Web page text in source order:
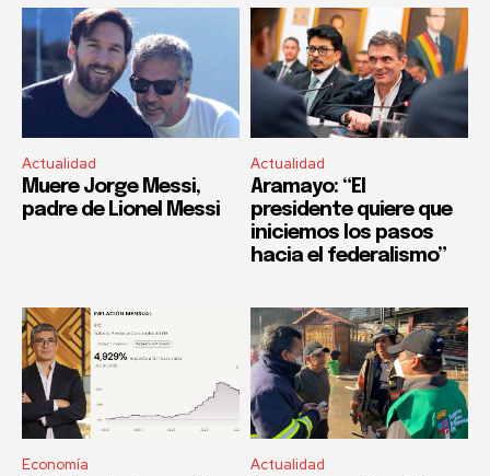
Actualidad
Muere Jorge Messi,
padre de Lionel Messi
Actualidad
Aramayo: “El
presidente quiere que
iniciemos los pasos
hacia el federalismo”
Economía Actualidad